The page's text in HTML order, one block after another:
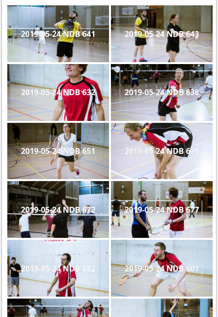
2019-05-24 NDB 641 2019-05-24 NDB 643
2019-05-24 NDB 632 2019-05-24 NDB 638
2019-05-24 NDB 651 2019-05-24 NDB 655
2019-05-24 NDB 672 2019-05-24 NDB 677
2019-05-24 NDB 682 2019-05-24 NDB 601